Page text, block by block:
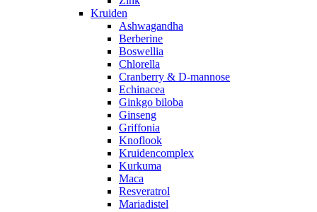
Kruiden
Ashwagandha
Berberine
Boswellia
Chlorella
Cranberry & D-mannose
Echinacea
Ginkgo biloba
Ginseng
Griffonia
Knoflook
Kruidencomplex
Kurkuma
Maca
Resveratrol
Mariadistel